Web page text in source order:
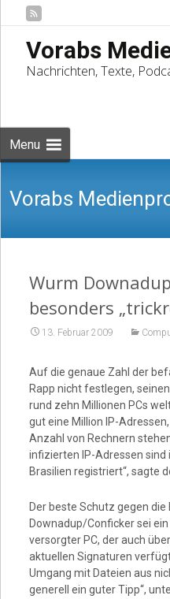
Vorabs
Nachrichten, Texte,
Menu
Vorabs
Nachrichten,
Wurm
besonders
13. Februar 2009
Auf die genaue Zahl der
Rapp nicht festlegen,
rund zehn Millionen PCs
gut eine Million IP-
Anzahl von Rechnern
infizierten IP-Adressen sind
Brasilien registriert“, sagte
Der beste Schutz gegen
Downadup/Conficker sei
versorgter PC, der auch
aktuellen Signaturen
Umgang mit Dateien aus
generell ein guter Tipp“,